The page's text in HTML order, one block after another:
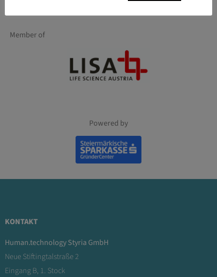
Member of
Powered by
KONTAKT
Human.technology Styria GmbH
Neue Stiftingtalstraße 2
Eingang B, 1. Stock